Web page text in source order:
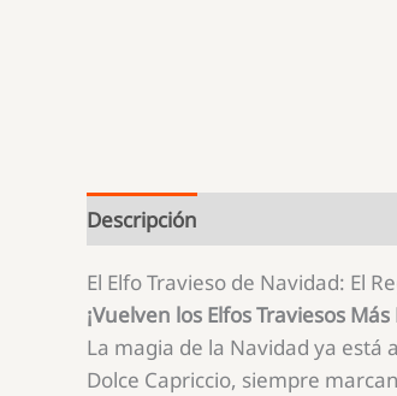
Descripción
El Elfo Travieso de Navidad: El
¡Vuelven los Elfos Traviesos
La magia de la Navidad ya está
Dolce Capriccio, siempre